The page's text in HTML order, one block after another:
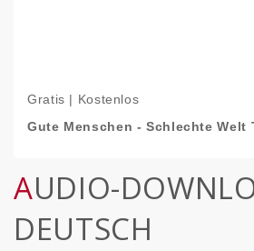
Gratis | Kostenlos
Gute Menschen - Schlechte Welt
AUDIO-DOWNLOADS:
DEUTSCH